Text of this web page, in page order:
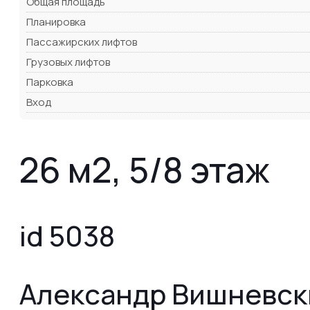
Планировка
Пассажирских лифтов
Грузовых лифтов
Парковка
Вход
26 м2, 5/8 этаж
id 5038
Александр